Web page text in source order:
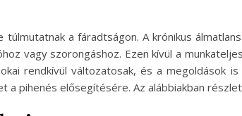
túlmutatnak a fáradtságon. A krónikus
vagy szorongáshoz. Ezen kívül a
rendkívül változatosak, és a megoldások
a pihenés elősegítésére. Az alábbiakban